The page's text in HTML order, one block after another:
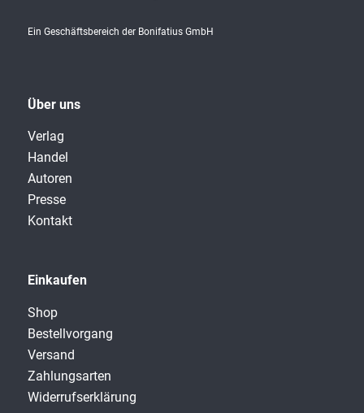
Ein Geschäftsbereich der Bonifatius GmbH
Über uns
Verlag
Handel
Autoren
Presse
Kontakt
Einkaufen
Shop
Bestellvorgang
Versand
Zahlungsarten
Widerrufserklärung